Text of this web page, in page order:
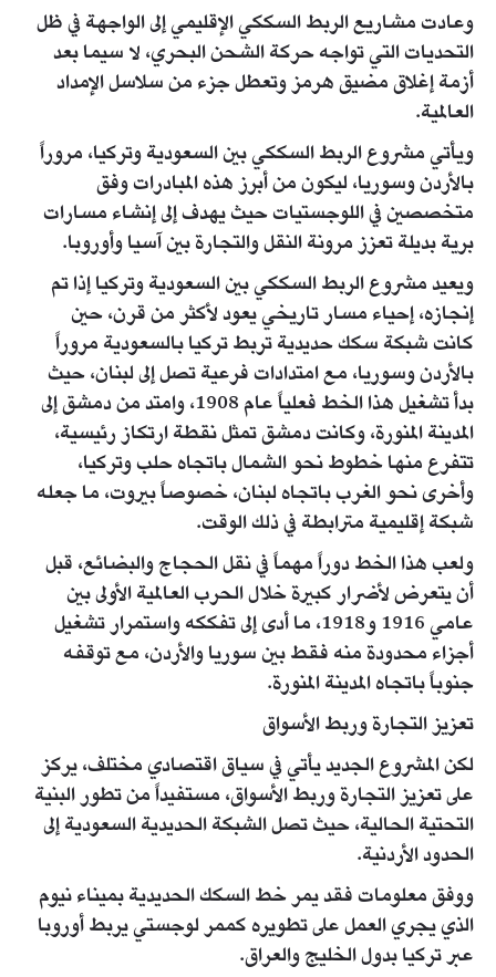
وعادت مشاريع الربط السككي الإقليمي إلى الواجهة في ظل
التحديات التي تواجه حركة الشحن البحري، لا سيما بعد
أزمة إغلاق مضيق هرمز وتعطل جزء من سلاسل الإمداد
العالمية.
ويأتي مشروع الربط السككي بين السعودية وتركيا، مروراً
بالأردن وسوريا، ليكون من أبرز هذه المبادرات وفق
متخصصين في اللوجستيات حيث يهدف إلى إنشاء مسارات
برية بديلة تعزز مرونة النقل والتجارة بين آسيا وأوروبا.
ويعيد مشروع الربط السككي بين السعودية وتركيا إذا تم
إنجازه، إحياء مسار تاريخي يعود لأكثر من قرن، حين
كانت شبكة سكك حديدية تربط تركيا بالسعودية مروراً
بالأردن وسوريا، مع امتدادات فرعية تصل إلى لبنان، حيث
بدأ تشغيل هذا الخط فعلياً عام 1908، وامتد من دمشق إلى
المدينة المنورة، وكانت دمشق تمثل نقطة ارتكاز رئيسية،
تتفرع منها خطوط نحو الشمال باتجاه حلب وتركيا،
وأخرى نحو الغرب باتجاه لبنان، خصوصاً بيروت، ما جعله
شبكة إقليمية مترابطة في ذلك الوقت.
ولعب هذا الخط دوراً مهماً في نقل الحجاج والبضائع، قبل
أن يتعرض لأضرار كبيرة خلال الحرب العالمية الأولى بين
عامي 1916 و1918، ما أدى إلى تفككه واستمرار تشغيل
أجزاء محدودة منه فقط بين سوريا والأردن، مع توقفه
جنوباً باتجاه المدينة المنورة.
تعزيز التجارة وربط الأسواق
لكن المشروع الجديد يأتي في سياق اقتصادي مختلف، يركز
على تعزيز التجارة وربط الأسواق، مستفيداً من تطور البنية
التحتية الحالية، حيث تصل الشبكة الحديدية السعودية إلى
الحدود الأردنية.
ووفق معلومات فقد يمر خط السكك الحديدية بميناء نيوم
الذي يجري العمل على تطويره كممر لوجستي يربط أوروبا
عبر تركيا بدول الخليج والعراق.